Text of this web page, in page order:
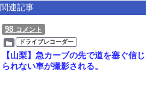
関連記事
98 コメント
ドライブレコーダー
【山梨】急カーブの先で道を塞ぐ信じ
られない車が撮影される。